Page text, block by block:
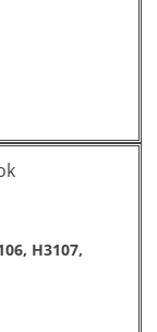
H3107,